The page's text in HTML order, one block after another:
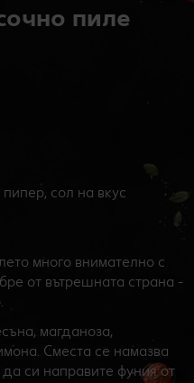
пиле
сол на вкус
много внимателно с
от вътрешната страна -
магданоза,
Сместа се намазва
си направите фуния от